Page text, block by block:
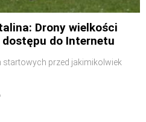
Drony wielkości
do Internetu
startowych przed jakimikolwiek